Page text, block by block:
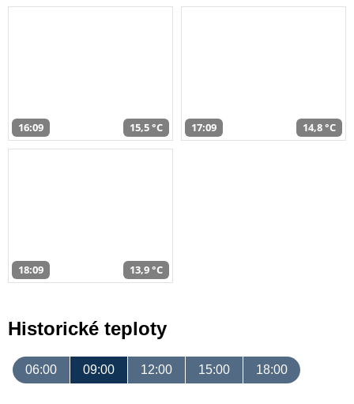
16:09 15,5 °C 17:09 14,8 °C
18:09 13,9 °C
Historické teploty
06:00 09:00 12:00 15:00 18:00